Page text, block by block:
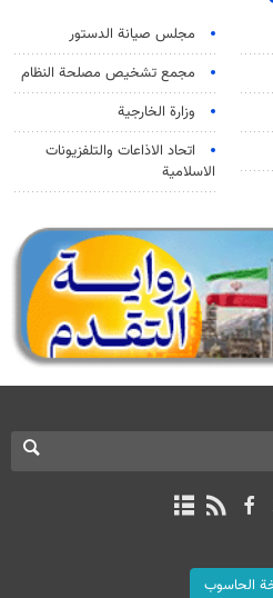
مجلس صيانة الدستور
مجمع تشخيص مصلحة النظام
وزارة الخارجية
اتحاد الاذاعات والتلفزيونات
الاسلامية
الحاسوب